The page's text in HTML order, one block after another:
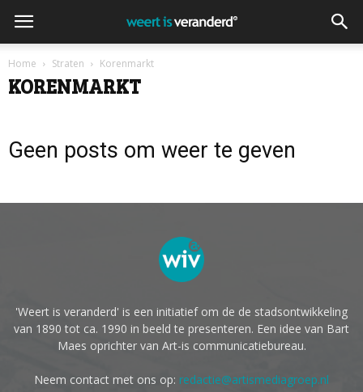
Home Straten Korenmarkt
KORENMARKT
Geen posts om weer te geven
'Weert is veranderd' is een initiatief om de de stadsontwikkeling
van 1890 tot ca. 1990 in beeld te presenteren. Een idee van Bart
Maes oprichter van Art-is communicatiebureau.
Neem contact met ons op: redactie@artismediagroep.nl